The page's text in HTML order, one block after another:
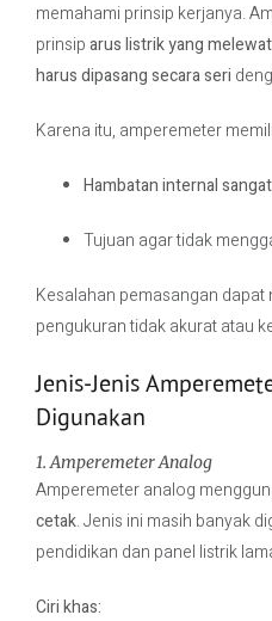
memahami prinsip kerjanya.
prinsiparus listrik yang
harus dipasang secara seri
Karena itu, amperemeter
Hambatan internal
Tujuan agar tidak
Kesalahan pemasangan dapat
pengukuran tidak akurat atau
Jenis-Jenis
Digunakan
1. Amperemeter Analog
Amperemeter analog
cetak. Jenis ini masih banyak
pendidikan dan panel listrik
Ciri khas: